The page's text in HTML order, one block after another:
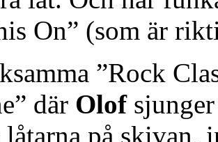
On” (som är
”Rock
där Olofsjunger
låtarna på skivan,